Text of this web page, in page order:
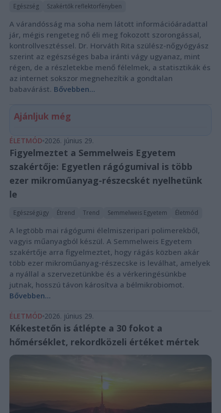
Egészség Szakértők reflektorfényben
A várandósság ma soha nem látott információáradattal
jár, mégis rengeteg nő éli meg fokozott szorongással,
kontrollvesztéssel. Dr. Horváth Rita szülész-nőgyógyász
szerint az egészséges baba iránti vágy ugyanaz, mint
régen, de a részletekbe menő félelmek, a statisztikák és
az internet sokszor megnehezítik a gondtalan
babavárást. Bővebben...
Ajánljuk még
ÉLETMÓD 2026. június 29.
Figyelmeztet a Semmelweis Egyetem
szakértője: Egyetlen rágógumival is több
ezer mikroműanyag-részecskét nyelhetünk
le
Egészségügy Étrend Trend Semmelweis Egyetem Életmód
A legtöbb mai rágógumi élelmiszeripari polimerekből,
vagyis műanyagból készül. A Semmelweis Egyetem
szakértője arra figyelmeztet, hogy rágás közben akár
több ezer mikroműanyag-részecske is leválhat, amelyek
a nyállal a szervezetünkbe és a vérkeringésünkbe
jutnak, hosszú távon károsítva a bélmikrobiomot.
Bővebben...
ÉLETMÓD 2026. június 29.
Kékestetőn is átlépte a 30 fokot a
hőmérséklet, rekordközeli értéket mértek